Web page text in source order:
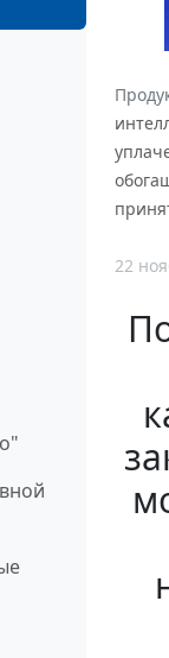
22